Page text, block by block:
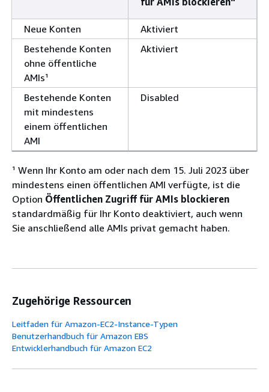
Neue Konten
Aktiviert
Bestehende Konten
ohne öffentliche
AMIs¹
Aktiviert
Bestehende Konten
mit mindestens
einem öffentlichen
AMI
Disabled
¹ Wenn Ihr Konto am oder nach dem 15. Juli 2023 über
mindestens einen öffentlichen AMI verfügte, ist die
Option Öffentlichen Zugriff für AMIs blockieren
standardmäßig für Ihr Konto deaktiviert, auch wenn
Sie anschließend alle AMIs privat gemacht haben.
Zugehörige Ressourcen
Leitfaden für Amazon-EC2-Instance-Typen
Benutzerhandbuch für Amazon EBS
Entwicklerhandbuch für Amazon EC2